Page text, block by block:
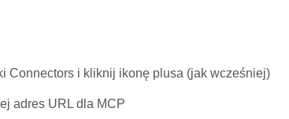
Connectors i kliknij ikonę plusa (jak wcześniej)
adres URL dla MCP